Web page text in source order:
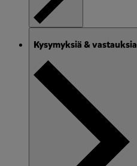
Kysymyksiä & vastauksia